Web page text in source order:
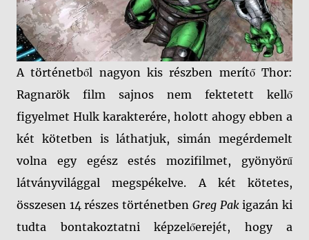
A történetből nagyon kis részben merítő Thor:
Ragnarök film sajnos nem fektetett kellő
figyelmet Hulk karakterére, holott ahogy ebben a
két kötetben is láthatjuk, simán megérdemelt
volna egy egész estés mozifilmet, gyönyörű
látványvilággal megspékelve. A két kötetes,
összesen 14 részes történetben Greg Pakigazán ki
tudta bontakoztatni képzelőerejét, hogy a